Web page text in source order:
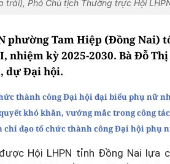
trái), Phó Chủ tịch Thường trực Hội
phường Tam Hiệp (Đồng
nhiệm kỳ 2025-2030. Bà Đỗ
dự Đại hội.
thành công Đại hội đại biểu phụ nữ
khó khăn, vướng mắc trong công
chỉ đạo tổ chức thành công Đại hội phụ
Hội LHPN tỉnh Đồng Nai